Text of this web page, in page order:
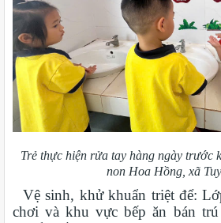
Trẻ thực hiện rửa tay hàng ngày trước
non Hoa Hồng, xã
Vệ sinh, khử khuẩn triệt để:
chơi và khu vực bếp ăn bán